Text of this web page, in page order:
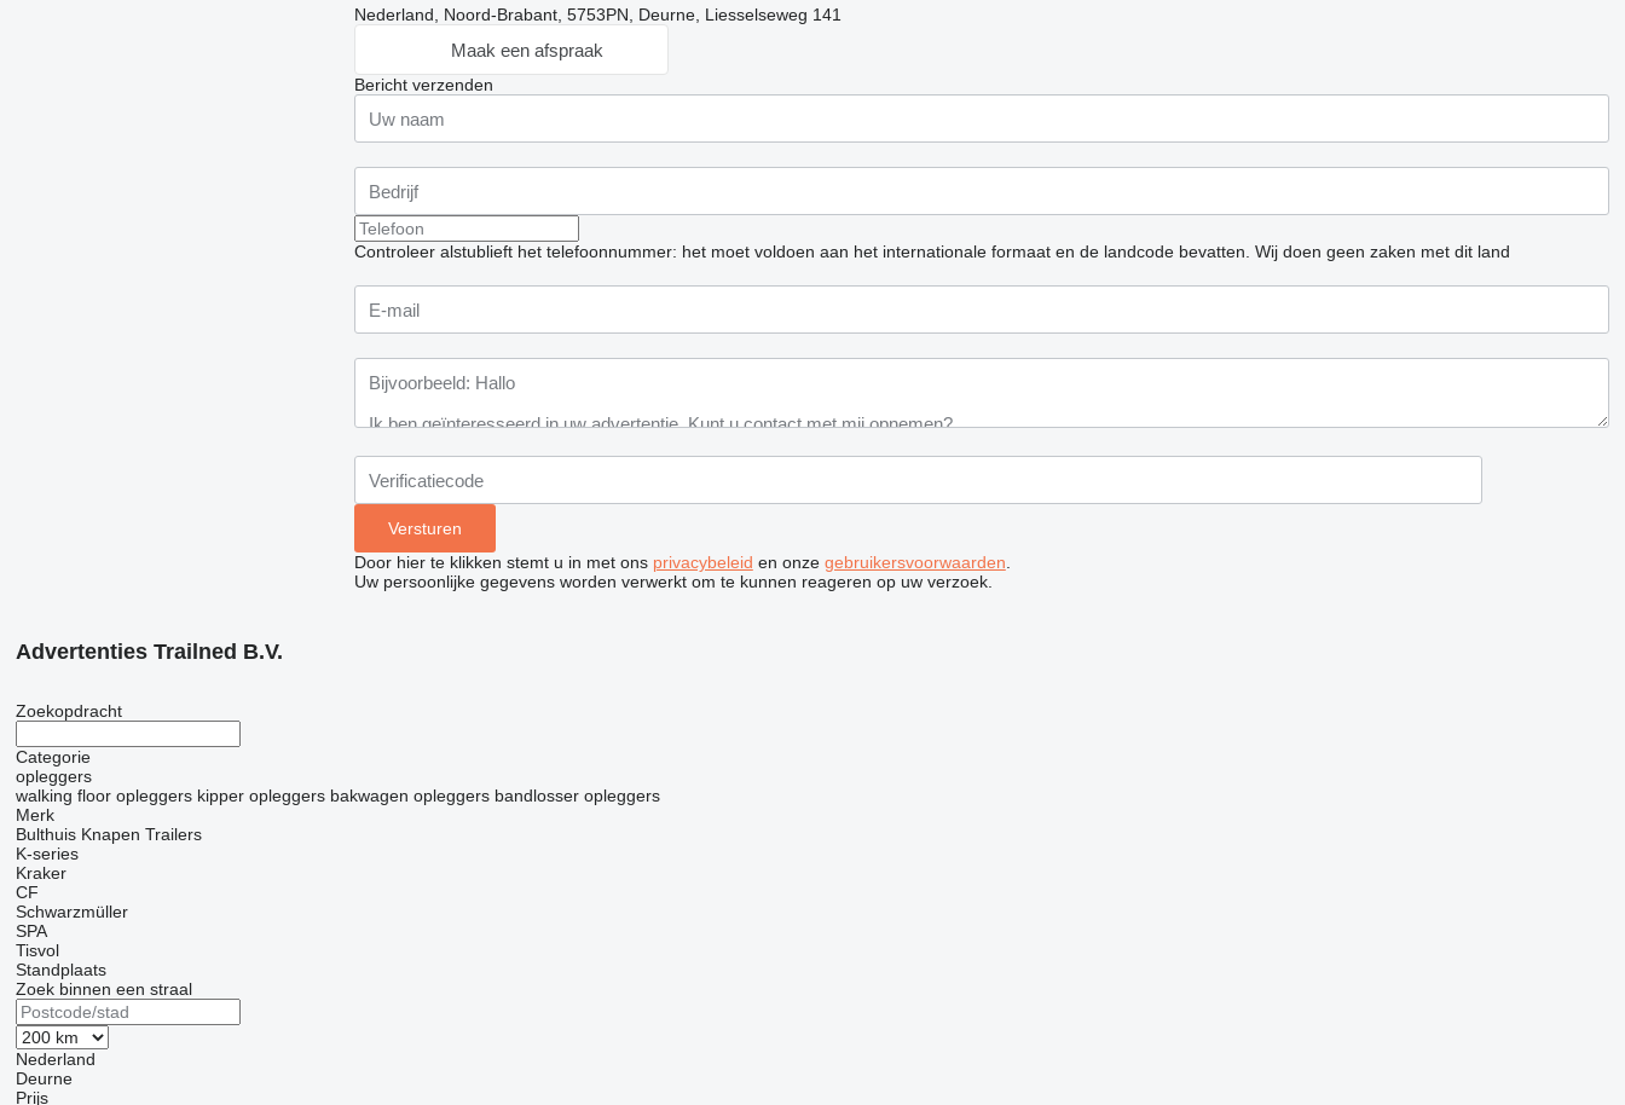
Nederland, Noord-Brabant, 5753PN, Deurne, Liesselseweg 141
Maak een afspraak
Bericht verzenden
Controleer alstublieft het telefoonnummer: het moet voldoen aan het internationale formaat en de landcode bevatten. Wij doen geen zaken met dit land
Door hier te klikken stemt u in met ons privacybeleid en onze gebruikersvoorwaarden
Uw persoonlijke gegevens worden verwerkt om te kunnen reageren op uw verzoek.
Advertenties Trailned B.V.
Zoekopdracht
Categorie
opleggers
walking floor opleggers kipper opleggers bakwagen opleggers bandlosser opleggers
Merk
Bulthuis Knapen Trailers
K-series
Kraker
CF
Schwarzmüller
SPA
Tisvol
Standplaats
Zoek binnen een straal
Nederland
Deurne
Prijs